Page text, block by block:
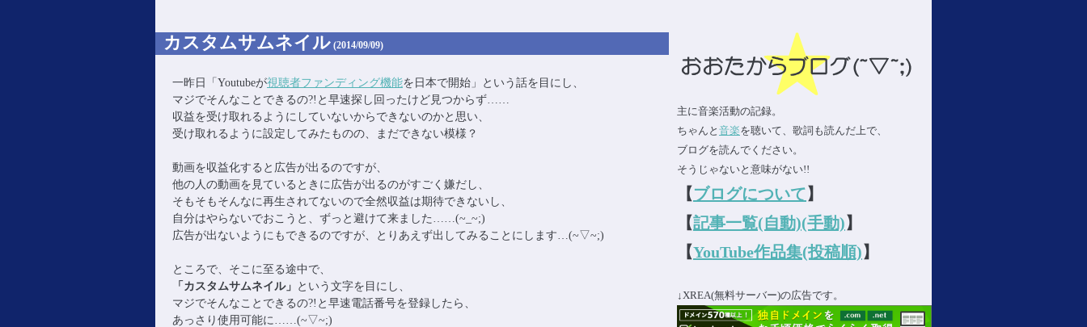
おおたからブログ(~▽~;)
カスタムサムネイル (2014/09/09)
一昨日「Youtubeが視聴者ファンディング機能を日本で開始」という話を目にし、
マジでそんなことできるの?!と早速探し回ったけど見つからず……
収益を受け取れるようにしていないからできないのかと思い、
受け取れるように設定してみたものの、まだできない模様？
動画を収益化すると広告が出るのですが、
他の人の動画を見ているときに広告が出るのがすごく嫌だし、
そもそもそんなに再生されてないので全然収益は期待できないし、
自分はやらないでおこうと、ずっと避けて来ました……(~_~;)
広告が出ないようにもできるのですが、とりあえず出してみることにします…(~▽~;)
ところで、そこに至る途中で、
「カスタムサムネイル」 という文字を目にし、
マジでそんなことできるの?!と早速電話番号を登録したら、
あっさり使用可能に……(~▽~;)
主に音楽活動の記録。
ちゃんと 音楽を聴いて、歌詞も読んだ上で、
ブログを読んでください。
そうじゃないと意味がない!!
【 ブログについて】
【記事一覧(自動)(手動)】
【YouTube作品集(投稿順)】
↓XREA(無料サーバー)の広告です。